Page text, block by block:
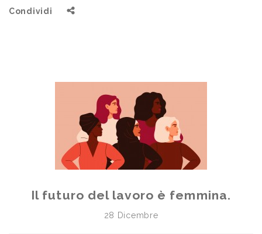
Condividi
Il futuro del lavoro è femmina.
28 Dicembre